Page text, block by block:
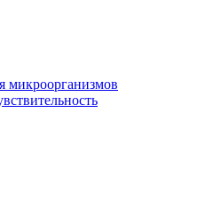
микроорганизмов